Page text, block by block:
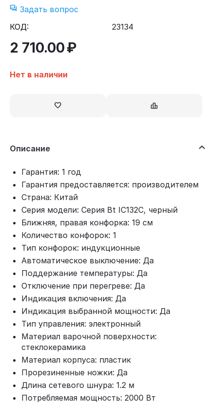
Задать вопрос
КОД:
23134
2 710.00₽
Нет в наличии
Описание
Гарантия: 1 год
Гарантия предоставляется: производителем
Страна: Китай
Серия модели: Серия Bt IC132C, черный
Ближняя, правая конфорка: 19 см
Количество конфорок: 1
Тип конфорок: индукционные
Автоматическое выключение: Да
Поддержание температуры: Да
Отключение при перегреве: Да
Индикация включения: Да
Индикация выбранной мощности: Да
Тип управления: электронный
Материал варочной поверхности:
стеклокерамика
Материал корпуса: пластик
Прорезиненные ножки: Да
Длина сетевого шнура: 1.2 м
Потребляемая мощность: 2000 Вт